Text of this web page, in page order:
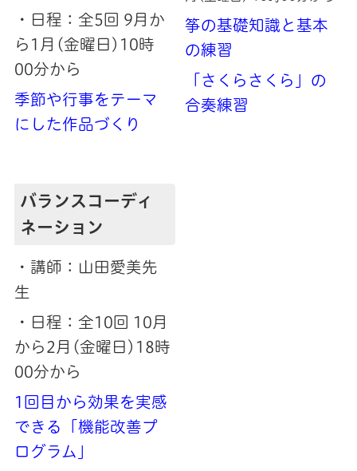
・日程：全5回 9月か
ら1月(金曜日)10時
00分から
季節や行事をテーマ
にした作品づくり
バランスコーディ
ネーション
・講師：山田愛美先
生
・日程：全10回 10月
から2月(金曜日)18時
00分から
1回目から効果を実感
できる「機能改善プ
ログラム」
筝の基礎知識と基本
の練習
「さくらさくら」の
合奏練習